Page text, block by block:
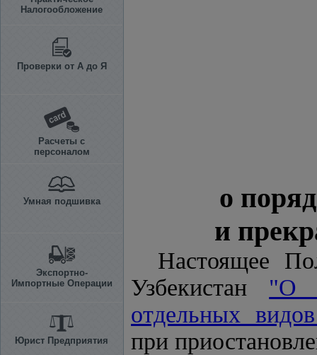
Налогообложение
Проверки от А до Я
Расчеты с
персоналом
Умная подшивка
Экспортно-
Импортные Операции
Юрист Предприятия
о
и
Настоящее
Узбекистан "О
отдельных
при